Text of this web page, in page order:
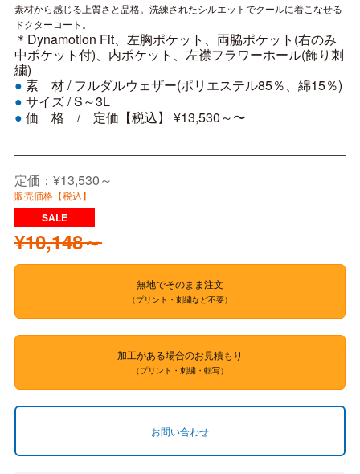
素材から感じる上質さと品格。洗練されたシルエットでクールに着こなせる
ドクターコート。
＊Dynamotion Fit、左胸ポケット、両脇ポケット(右のみ
中ポケット付)、内ポケット、左襟フラワーホール(飾り刺
繍)
● 素 材 /フルダルウェザー(ポリエステル85％、綿15％)
● サイズ /S～3L
● 価 格 / 定価【税込】 ¥13,530～〜
定価：¥13,530～
販売価格【税込】
¥10,148～
無地でそのまま注文
（プリント・刺繍など不要）
加工がある場合のお見積もり
（プリント・刺繍・転写）
お問い合わせ